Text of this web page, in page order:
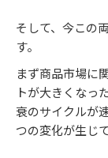
そして、今この
す。
まず商品市場に
トが大きくなっ
衰のサイクルが
つの変化が生じ